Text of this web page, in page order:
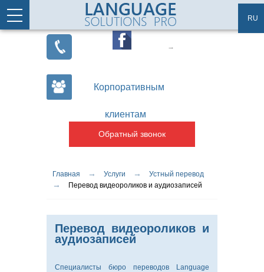
Перейти к основному содержанию
RU
Корпоративным
клиентам
Обратный звонок
Вы здесь
Главная → Услуги → Устный перевод
→ Перевод видеороликов и аудиозаписей
Перевод видеороликов и
аудиозаписей
Специалисты бюро переводов Language
Статьи Карта сайта